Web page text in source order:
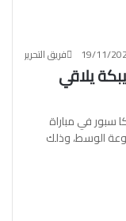
فريق التحرير 19/11/
خريبكة يلاقي
سبور في مباراة
الوسط، وذلك